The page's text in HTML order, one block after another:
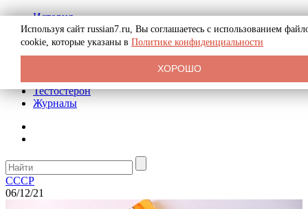
История
Биография
Криминал
Реклама на сайте
Тестостерон
Журналы
СССР
06/12/21
Используя сайт russian7.ru, Вы соглашаетесь с использованием
cookie, которые указаны в Политике конфиденциальности
ХОРОШО